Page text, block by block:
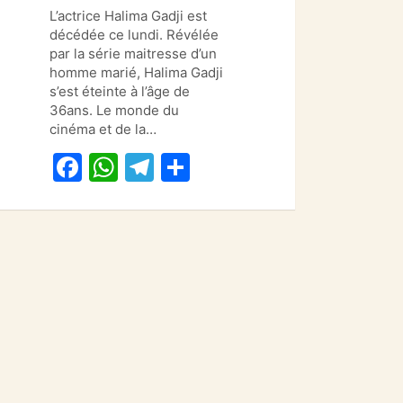
c
e
b
o
o
k
at
s
A
p
p
e
gr
a
m
ta
g
er
L’actrice Halima Gadji est
décédée ce lundi. Révélée
par la série maitresse d’un
homme marié, Halima Gadji
s’est éteinte à l’âge de
36ans. Le monde du
cinéma et de la…
F
W T